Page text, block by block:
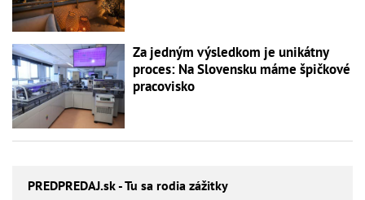
Za jedným výsledkom je unikátny
proces: Na Slovensku máme špičkové
pracovisko
PREDPREDAJ.sk - Tu sa rodia zážitky